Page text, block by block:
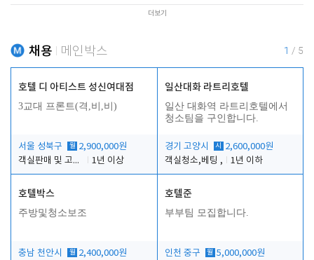
더보기
채용 메인박스 1 / 5
호텔 디 아티스트 성신여대점
3교대 프론트(격,비,비)
서울 성북구 월 2,900,000원
객실판매 및 고객응대
1년 이상
일산대화 라트리호텔
일산 대화역 라트리호텔에서
청소팀을 구인합니다.
경기 고양시 시
2,600,000원
객실청소,베팅 ,
1년 이하
호텔박스
주방및청소보조
충남 천안시 월 2,400,000원
호텔준
부부팀 모집합니다.
인천 중구 월 5,000,000원